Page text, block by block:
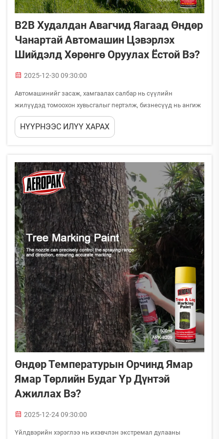
B2B Худалдан Авагчид Яагаад Өндөр
Чанартай Автомашин Цэвэрлэх
Шийдэлд Хөрөнгө Оруулах Ёстой Вэ?
2025-12-30 09:30:00
Автомашинийг засаж, хамгаалах салбар нь сүүлийн
жилүүдэд томоохон хувьсгалыг пертэлж, бизнесүүд нь ангиж
өндөр чанарт цэвэрлэгийн шийдлүүдийн утгыг танилж байна.
Мэргэжлийн автомашины дэлгэрэнгүй засварын үйлчилгээ,
НҮҮРНЭЭС ИЛҮҮ ХАРАХ
Өндөр Температурын Орчинд Ямар
Ямар Төрлийн Будаг Үр Дүнтэй
Ажиллах Вэ?
2025-12-24 09:30:00
Үйлдвэрийн хэрэглээ нь ихэвчлэн экстремал дулааны